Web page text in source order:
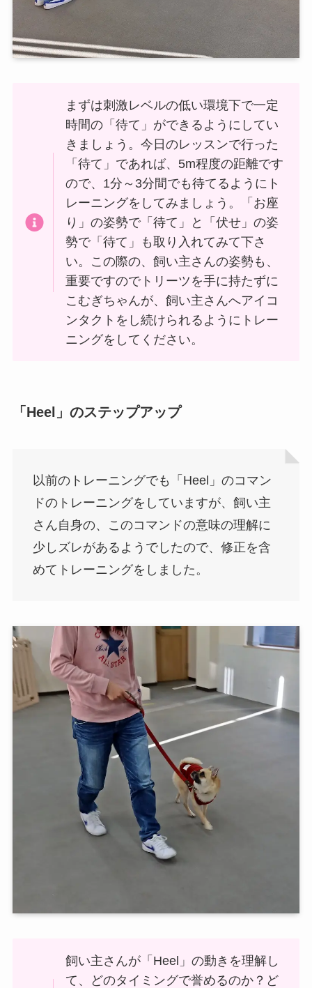
まずは刺激レベルの低い環境下で一定
時間の「待て」ができるようにしてい
きましょう。今日のレッスンで行った
「待て」であれば、5m程度の距離です
ので、1分～3分間でも待てるようにト
レーニングをしてみましょう。「お座
り」の姿勢で「待て」と「伏せ」の姿
勢で「待て」も取り入れてみて下さ
い。この際の、飼い主さんの姿勢も、
重要ですのでトリーツを手に持たずに
こむぎちゃんが、飼い主さんへアイコ
ンタクトをし続けられるようにトレー
ニングをしてください。
「Heel」のステップアップ
以前のトレーニングでも「Heel」のコマン
ドのトレーニングをしていますが、飼い主
さん自身の、このコマンドの意味の理解に
少しズレがあるようでしたので、修正を含
めてトレーニングをしました。
飼い主さんが「Heel」の動きを理解し
て、どのタイミングで誉めるのか？ど